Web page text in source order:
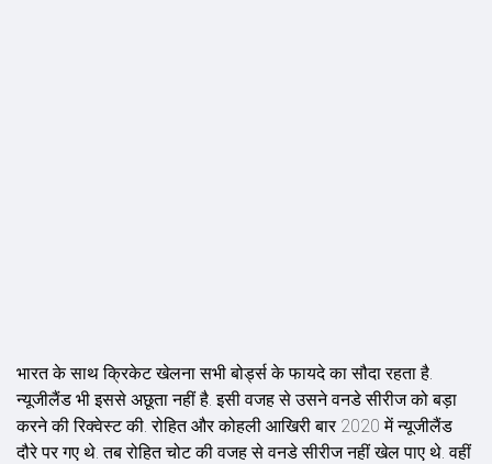
भारत के साथ क्रिकेट खेलना सभी बोर्ड्स के फायदे का सौदा रहता है.
न्यूजीलैंड भी इससे अछूता नहीं है. इसी वजह से उसने वनडे सीरीज को बड़ा
करने की रिक्वेस्ट की. रोहित और कोहली आखिरी बार 2020 में न्यूजीलैंड
दौरे पर गए थे. तब रोहित चोट की वजह से वनडे सीरीज नहीं खेल पाए थे. वहीं